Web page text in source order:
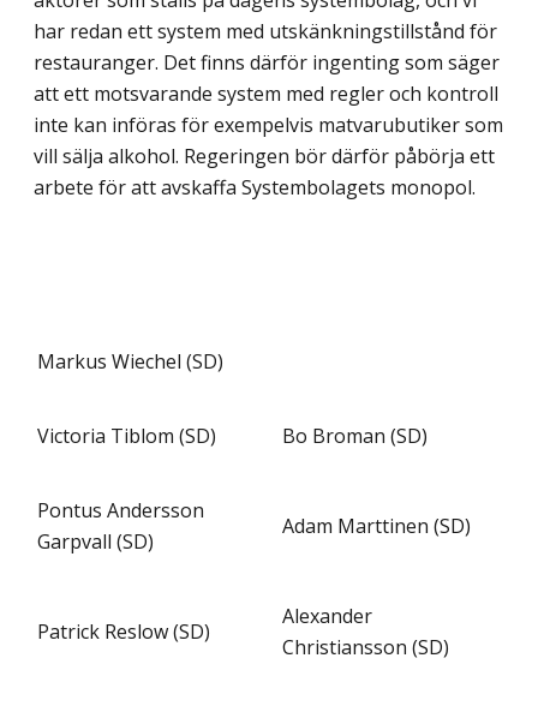
har redan ett system med utskänkningstillstånd för
restauranger. Det finns därför ingenting som säger
att ett motsvarande system med regler och kontroll
inte kan införas för exempelvis matvarubutiker som
vill sälja alkohol. Regeringen bör därför påbörja ett
arbete för att avskaffa Systembolagets monopol.
Markus Wiechel (SD)
Victoria Tiblom (SD) Bo Broman (SD)
Pontus Andersson
Garpvall (SD)
Adam Marttinen (SD)
Patrick Reslow (SD)
Alexander
Christiansson (SD)